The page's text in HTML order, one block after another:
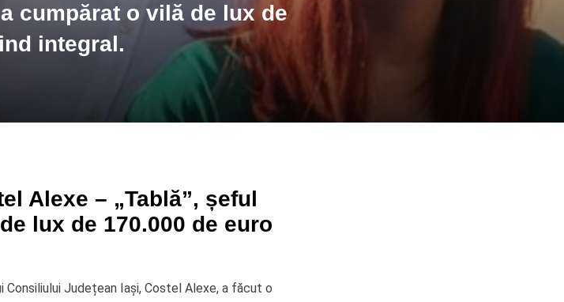
cumpărat o vilă de lux de
integral.
Alexe – „Tablă”, șeful
lux de 170.000 de euro
Județean Iași, Costel Alexe, a făcut o